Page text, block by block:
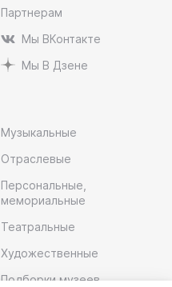
Партнерам
Мы ВКонтакте
Мы В Дзене
Музыкальные
Отраслевые
Персональные,
мемориальные
Театральные
Художественные
Подборки музеев